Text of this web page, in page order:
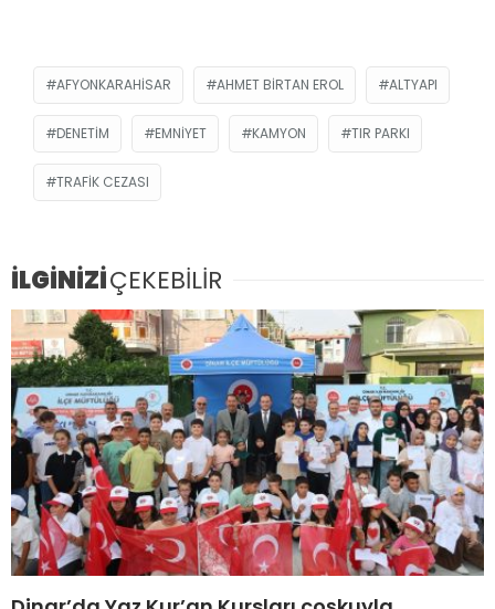
AFYONKARAHISAR AHMET BIRTAN EROL ALTYAPI
DENETIM EMNIYET KAMYON TIR PARKI
TRAFIK CEZASI
İLGİNİZİÇEKEBİLİR